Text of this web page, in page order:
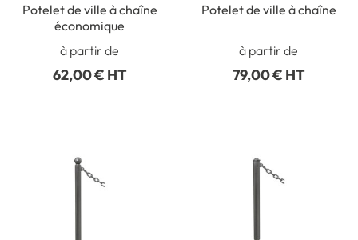
Potelet de ville à chaîne
économique
à partir de
62,00 € HT
Potelet de ville à chaîne
à partir de
79,00 € HT